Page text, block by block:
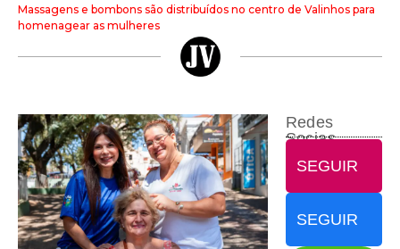
Massagens e bombons são distribuídos no centro de Valinhos para
homenagear as mulheres
Redes
Socias
SEGUIR
SEGUIR